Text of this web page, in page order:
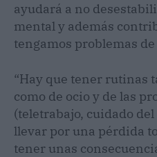
ayudará a no
mental y además
tengamos problemas
“Hay que tener rutinas
como de ocio y de las
(teletrabajo, cuidado
llevar por una pérdida
tener unas